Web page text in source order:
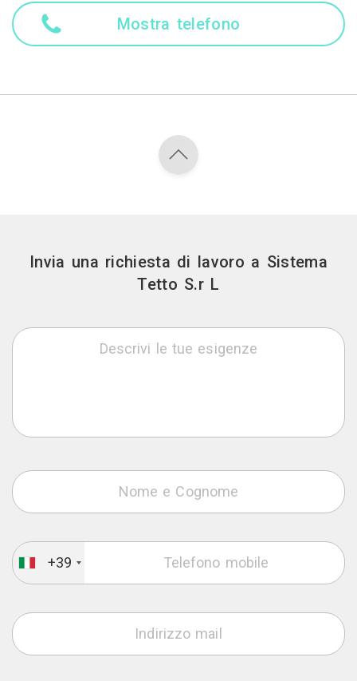
Mostra telefono
Invia una richiesta di lavoro a Sistema
Tetto S.r L
+39